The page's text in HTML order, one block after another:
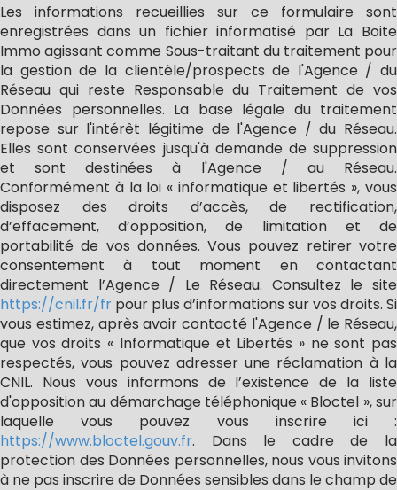
Les informations recueillies sur ce formulaire sont
enregistrées dans un fichier informatisé par La Boite
Immo agissant comme Sous-traitant du traitement pour
la gestion de la clientèle/prospects de l'Agence / du
Réseau qui reste Responsable du Traitement de vos
Données personnelles. La base légale du traitement
repose sur l'intérêt légitime de l'Agence / du Réseau.
Elles sont conservées jusqu'à demande de suppression
et sont destinées à l'Agence / au Réseau.
Conformément à la loi « informatique et libertés », vous
disposez des droits d’accès, de rectification,
d’effacement, d’opposition, de limitation et de
portabilité de vos données. Vous pouvez retirer votre
consentement à tout moment en contactant
directement l’Agence / Le Réseau. Consultez le site
https://cnil.fr/fr pour plus d’informations sur vos droits. Si
vous estimez, après avoir contacté l'Agence / le Réseau,
que vos droits « Informatique et Libertés » ne sont pas
respectés, vous pouvez adresser une réclamation à la
CNIL. Nous vous informons de l’existence de la liste
d'opposition au démarchage téléphonique « Bloctel », sur
laquelle vous pouvez vous inscrire ici :
https://www.bloctel.gouv.fr. Dans le cadre de la
protection des Données personnelles, nous vous invitons
à ne pas inscrire de Données sensibles dans le champ de